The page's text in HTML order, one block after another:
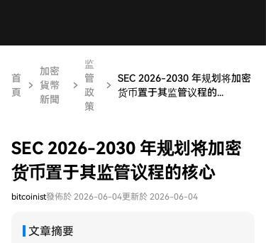
首
頁
加密
貨幣
新聞
监
管
政
策
SEC 2026-2030 年规划将加密
货币置于其监管议程的...
SEC 2026-2030 年规划将加密
货币置于其监管议程的核心
bitcoinist發佈於 2026-06-04更新於 2026-06-04
文章摘要